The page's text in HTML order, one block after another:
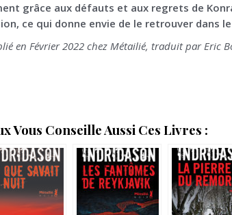
grâce aux défauts et aux regrets de
ce qui donne envie de le retrouver dans
en Février 2022 chez Métailié, traduit par Eric
Vous Conseille Aussi Ces Livres :